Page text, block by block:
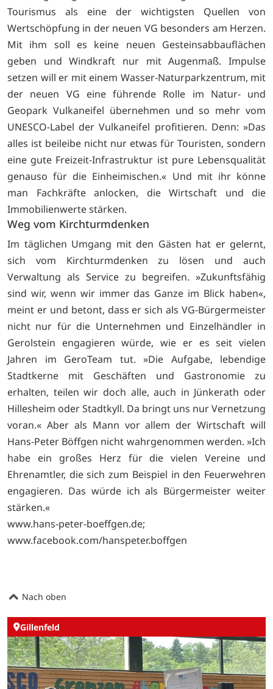
Tourismus als eine der wichtigsten Quellen von
Wertschöpfung in der neuen VG besonders am Herzen.
Mit ihm soll es keine neuen Gesteinsabbauflächen
geben und Windkraft nur mit Augenmaß. Impulse
setzen will er mit einem Wasser-Naturparkzentrum, mit
der neuen VG eine führende Rolle im Natur- und
Geopark Vulkaneifel übernehmen und so mehr vom
UNESCO-Label der Vulkaneifel profitieren. Denn: »Das
alles ist beileibe nicht nur etwas für Touristen, sondern
eine gute Freizeit-Infrastruktur ist pure Lebensqualität
genauso für die Einheimischen.« Und mit ihr könne
man Fachkräfte anlocken, die Wirtschaft und die
Immobilienwerte stärken.
Weg vom Kirchturmdenken
Im täglichen Umgang mit den Gästen hat er gelernt,
sich vom Kirchturmdenken zu lösen und auch
Verwaltung als Service zu begreifen. »Zukunftsfähig
sind wir, wenn wir immer das Ganze im Blick haben«,
meint er und betont, dass er sich als VG-Bürgermeister
nicht nur für die Unternehmen und Einzelhändler in
Gerolstein engagieren würde, wie er es seit vielen
Jahren im GeroTeam tut. »Die Aufgabe, lebendige
Stadtkerne mit Geschäften und Gastronomie zu
erhalten, teilen wir doch alle, auch in Jünkerath oder
Hillesheim oder Stadtkyll. Da bringt uns nur Vernetzung
voran.« Aber als Mann vor allem der Wirtschaft will
Hans-Peter Böffgen nicht wahrgenommen werden. »Ich
habe ein großes Herz für die vielen Vereine und
Ehrenamtler, die sich zum Beispiel in den Feuerwehren
engagieren. Das würde ich als Bürgermeister weiter
stärken.«
www.hans-peter-boeffgen.de;
www.facebook.com/hanspeter.boffgen
Nach oben
Gillenfeld